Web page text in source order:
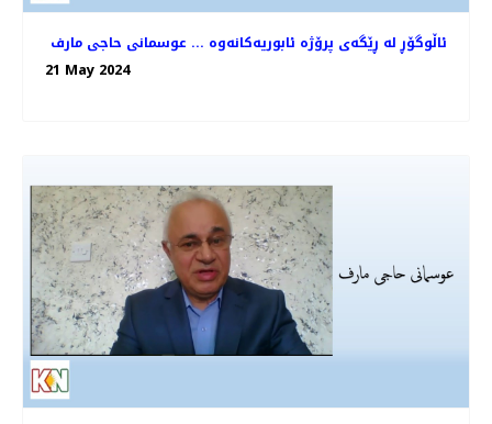
ئاڵوگۆڕ لە ڕێگەی پرۆژە ئابوریەکانەوە ... عوسمانی حاجی مارف
21 May 2024